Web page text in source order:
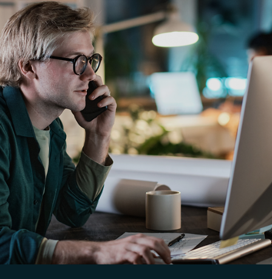
Diulia Borges
14 de nov. de 2024
Proteção de Dados
Proteção de Dados: o que sua empresa deve se
atentar ao usar a IA